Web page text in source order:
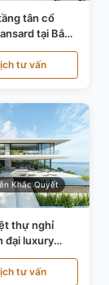
tân cổ
tại Bắc
tư vấn
Khắc Quyết
thự nghỉ
đại luxury
Nẵng
tư vấn